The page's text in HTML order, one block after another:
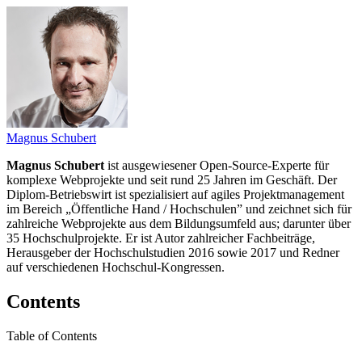
Magnus Schubert
Magnus Schubert ist ausgewiesener Open-Source-Experte für
komplexe Webprojekte und seit rund 25 Jahren im Geschäft. Der
Diplom-Betriebswirt ist spezialisiert auf agiles Projektmanagement
im Bereich „Öffentliche Hand / Hochschulen” und zeichnet sich für
zahlreiche Webprojekte aus dem Bildungsumfeld aus; darunter über
35 Hochschulprojekte. Er ist Autor zahlreicher Fachbeiträge,
Herausgeber der Hochschulstudien 2016 sowie 2017 und Redner
auf verschiedenen Hochschul-Kongressen.
Contents
Table of Contents